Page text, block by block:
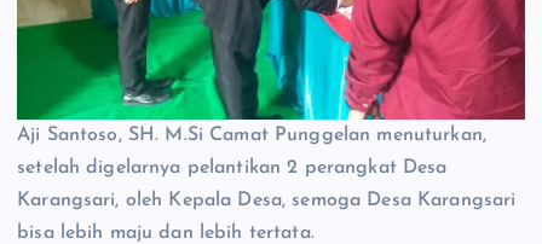
Aji Santoso, SH. M.Si Camat Punggelan menuturkan,
setelah digelarnya pelantikan 2 perangkat Desa
Karangsari, oleh Kepala Desa, semoga Desa Karangsari
bisa lebih maju dan lebih tertata.